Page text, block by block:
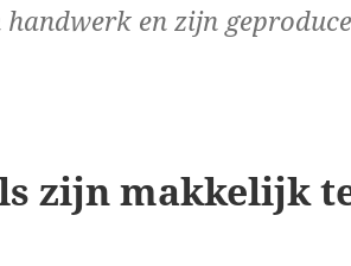
en zijn
zijn makkelijk